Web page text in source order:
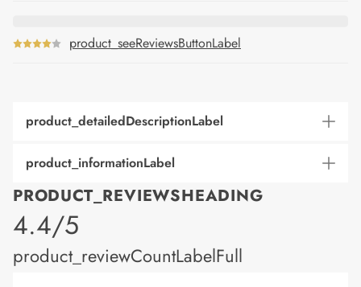
product_seeReviewsButtonLabel
product_detailedDescriptionLabel
product_informationLabel
PRODUCT_REVIEWSHEADING
product_rating
4.4/5
product_reviewCountLabelFull